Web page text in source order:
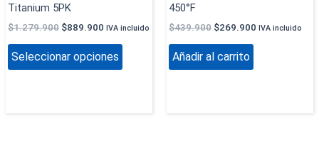
Titanium 5PK
$1.279.900 $889.900 IVA incluido
Seleccionar opciones
450°F
$439.900 $269.900 IVA incluido
Añadir al carrito